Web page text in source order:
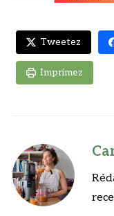
Tweetez
Imprimez